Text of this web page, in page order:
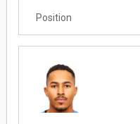
Position